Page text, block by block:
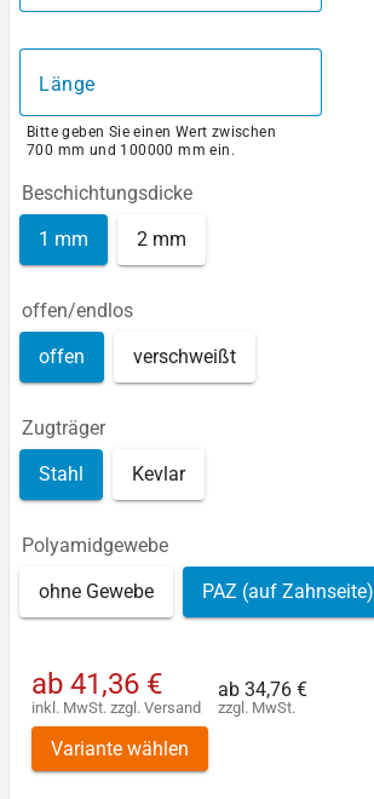
Länge
Bitte geben Sie einen Wert zwischen
700 mm und 100000 mm ein.
Beschichtungsdicke
1 mm 2 mm
offen/endlos
offen verschweißt
Zugträger
Stahl Kevlar
Polyamidgewebe
ohne Gewebe PAZ (auf Zahnseite)
ab 41,36 €
inkl. MwSt. zzgl. Versand
ab 34,76 €
zzgl. MwSt.
Variante wählen